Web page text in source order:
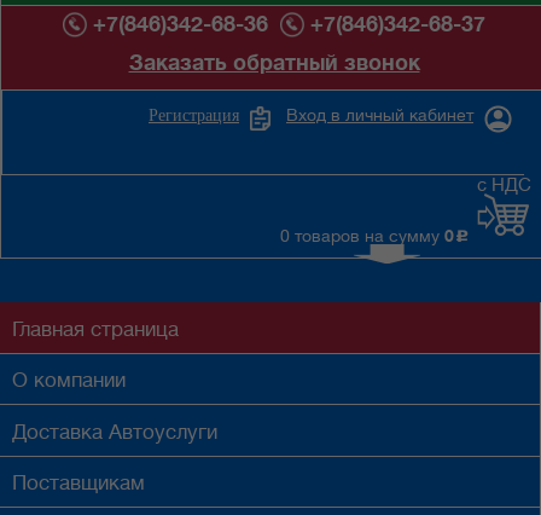
+7(846)342-68-36
+7(846)342-68-37
Заказать обратный звонок
Вход в личный кабинет
Регистрация
0 товаров на сумму 0 c
с НДС
Главная страница
О компании
Доставка Автоуслуги
Поставщикам